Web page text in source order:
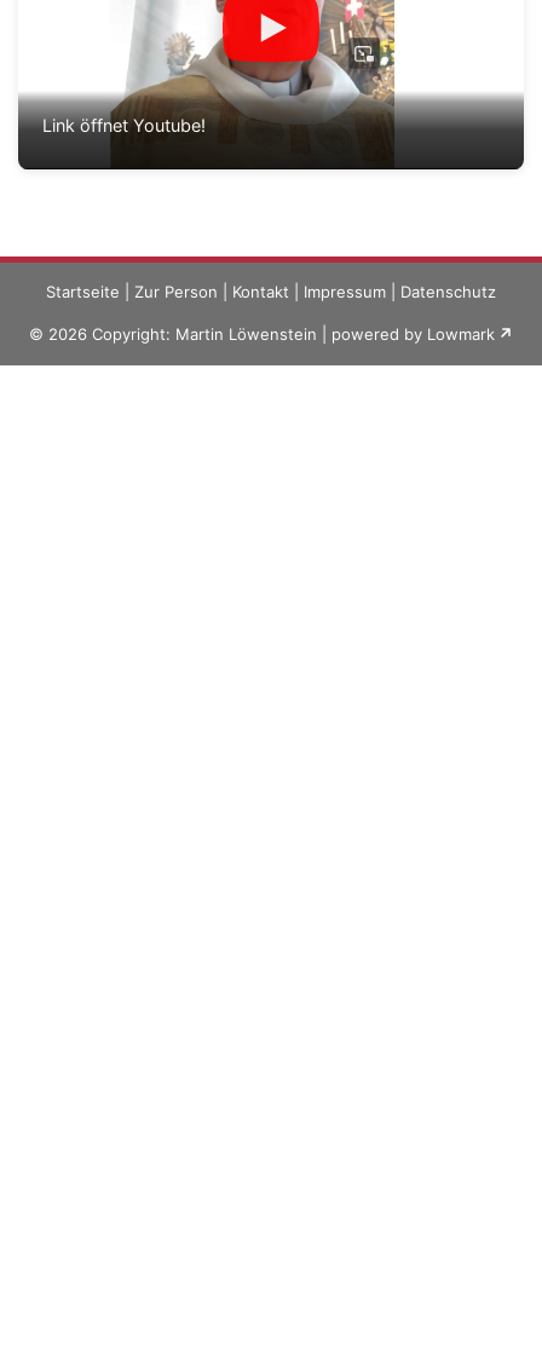
Link öffnet Youtube!
Startseite Zur Person Kontakt Impressum Datenschutz
© 2026 Copyright: Martin Löwenstein | powered by Lowmark